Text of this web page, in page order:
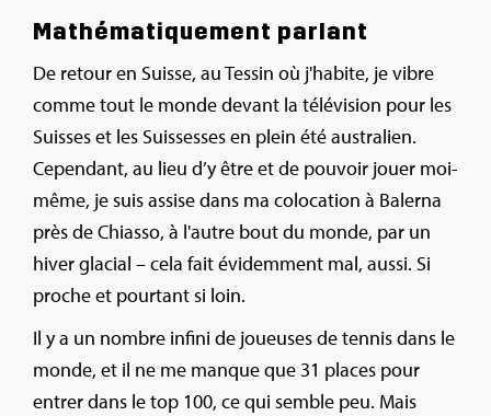
Mathématiquement parlant
De retour en Suisse, au Tessin où j'habite, je vibre
comme tout le monde devant la télévision pour les
Suisses et les Suissesses en plein été australien.
Cependant, au lieu d’y être et de pouvoir jouer moi-
même, je suis assise dans ma colocation à Balerna
près de Chiasso, à l'autre bout du monde, par un
hiver glacial – cela fait évidemment mal, aussi. Si
proche et pourtant si loin.
Il y a un nombre infini de joueuses de tennis dans le
monde, et il ne me manque que 31 places pour
entrer dans le top 100, ce qui semble peu. Mais